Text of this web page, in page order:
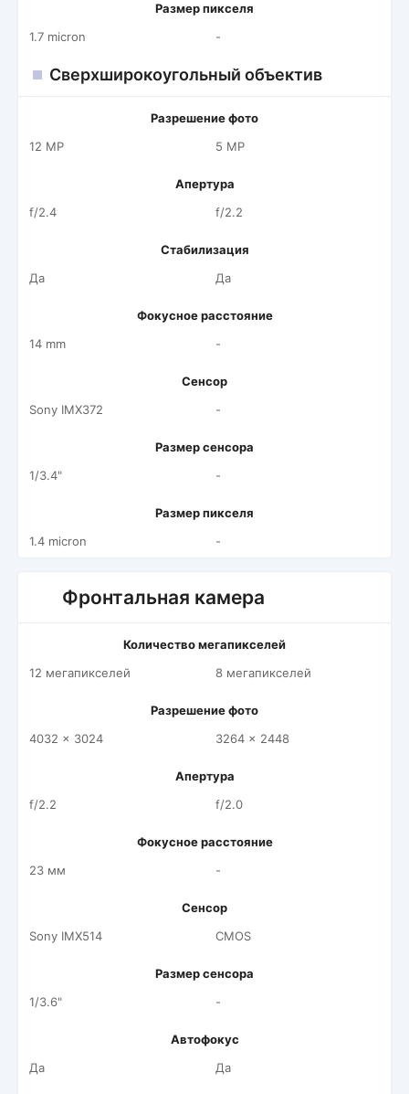
Размер пикселя
1.7 micron
-
Сверхширокоугольный объектив
Разрешение фото
12 MP
5 MP
Апертура
f/2.4
f/2.2
Стабилизация
Да
Да
Фокусное расстояние
14 mm
-
Сенсор
Sony IMX372
-
Размер сенсора
1/3.4"
-
Размер пикселя
1.4 micron
-
Фронтальная камера
Количество мегапикселей
12 мегапикселей
8 мегапикселей
Разрешение фото
4032 x 3024
3264 x 2448
Апертура
f/2.2
f/2.0
Фокусное расстояние
23 мм
-
Сенсор
Sony IMX514
CMOS
Размер сенсора
1/3.6"
-
Автофокус
Да
Да